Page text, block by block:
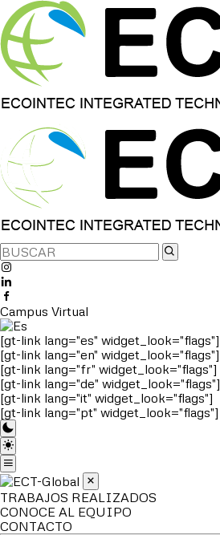
Campus Virtual
[gt-link lang="es" widget_look="flags"]
[gt-link lang="en" widget_look="flags"]
[gt-link lang="fr" widget_look="flags"]
[gt-link lang="de" widget_look="flags"]
[gt-link lang="it" widget_look="flags"]
[gt-link lang="pt" widget_look="flags"]
TRABAJOS REALIZADOS
CONOCE AL EQUIPO
CONTACTO